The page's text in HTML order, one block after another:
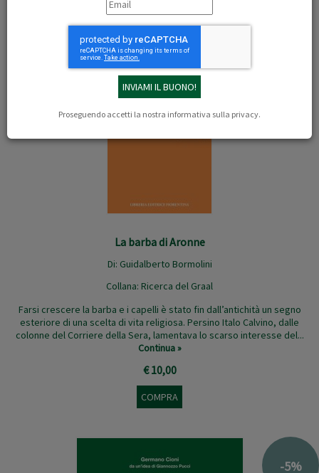
Proseguendo accetti la nostra informativa sulla privacy.
La barba di Aronne
Di: Guidalberto Bormolini
Collana: Ricerca del Graal
Farsi crescere la barba e i capelli è stato fin dall’antichità un segno
esteriore di una scelta di vita religiosa. Persino Italo Calvino, dalle
colonne del Corriere della Sera, lamentava lo scarso interesse del...
Continua »
€ 10,00
COMPRA
-5%